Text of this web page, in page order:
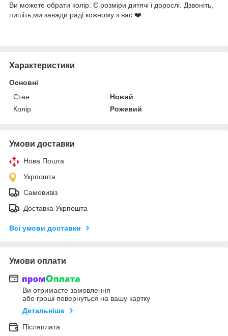
Ви можете обрати колір. Є розміри дитячі і дорослі. Дзвоніть,
пишіть,ми завжди раді кожному з вас ❤️
Характеристики
Основні
Стан
Новий
Колір
Рожевий
Умови доставки
Нова Пошта
Укрпошта
Самовивіз
Доставка Укрпошта
Всі умови доставки
Умови оплати
Ви отримаєте замовлення
або гроші повернуться на вашу картку
Детальніше
Післяплата